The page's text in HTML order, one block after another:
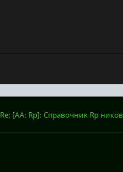
Re: [AA: Rp]: Справочник Rp ников